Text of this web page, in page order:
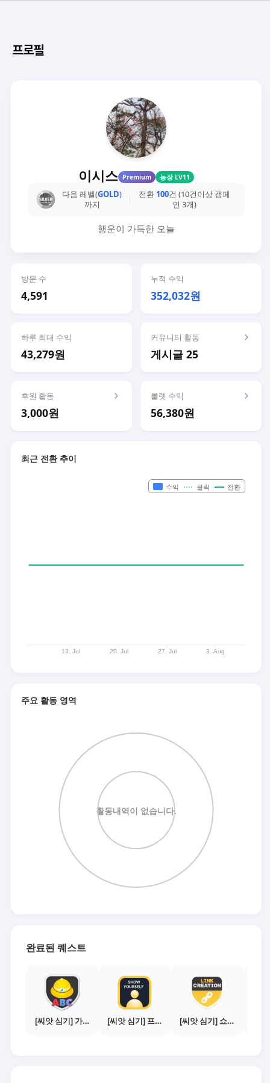
프로필
이시스 Premium 농장 LV11
다음 레벨(GOLD)
까지
전환 100건 (10건이상 캠페
인 3개)
행운이 가득한 오늘
방문 수
4,591
누적 수익
352,032원
하루 최대 수익
43,279원
커뮤니티 활동
게시글 25
후원 활동
3,000원
룰렛 수익
56,380원
최근 전환 추이
주요 활동 영역
완료된 퀘스트
[씨앗 심기] 가이드보기 - 매체별 활동 가이드 [씨앗 심기] 프로필 사진 등록하기 [씨앗 심기] 쇼핑몰 링크 발급하기 - 제휴몰 10곳